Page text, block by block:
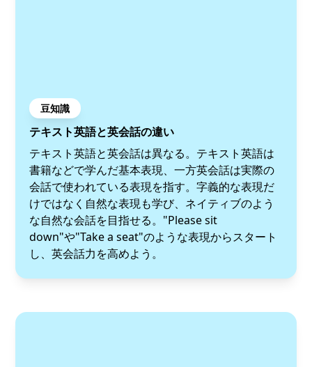
豆知識
テキスト英語と英会話の違い
テキスト英語と英会話は異なる。テキスト英語は
書籍などで学んだ基本表現、一方英会話は実際の
会話で使われている表現を指す。字義的な表現だ
けではなく自然な表現も学び、ネイティブのよう
な自然な会話を目指せる。"Please sit
down"や"Take a seat"のような表現からスタート
し、英会話力を高めよう。